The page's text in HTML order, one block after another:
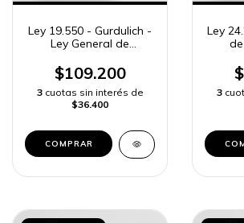
Ley 19.550 - Gurdulich -
Ley General de
$109.200
3 cuotas sin interés de
$36.400
COMPRAR
Ley
3